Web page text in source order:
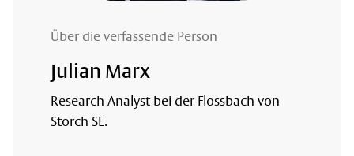
Über die verfassende Person
Julian Marx
Research Analyst bei der Flossbach von
Storch SE.